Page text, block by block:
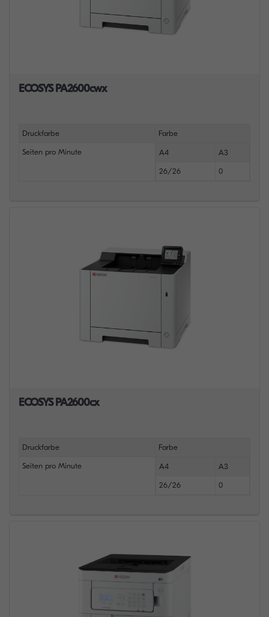
ECOSYS PA2600cwx
Druckfarbe Farbe
Seiten pro Minute A4 A3
26/26 0
ECOSYS PA2600cx
Druckfarbe Farbe
Seiten pro Minute A4 A3
26/26 0